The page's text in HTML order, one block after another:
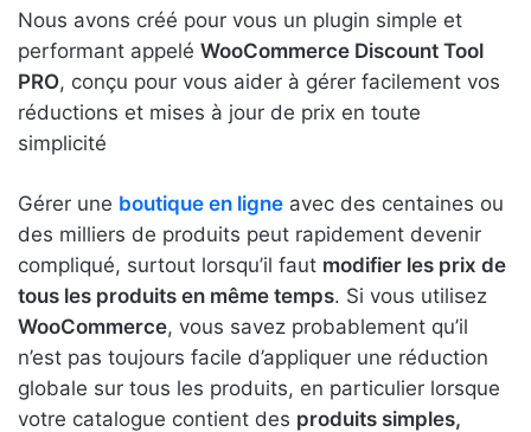
Nous avons créé pour vous un plugin simple et
performant appelé WooCommerce Discount Tool
PRO, conçu pour vous aider à gérer facilement vos
réductions et mises à jour de prix en toute
simplicité
Gérer une boutique en ligne avec des centaines ou
des milliers de produits peut rapidement devenir
compliqué, surtout lorsqu’il faut modifier les prix de
tous les produits en même temps. Si vous utilisez
WooCommerce, vous savez probablement qu’il
n’est pas toujours facile d’appliquer une réduction
globale sur tous les produits, en particulier lorsque
votre catalogue contient des produits simples,